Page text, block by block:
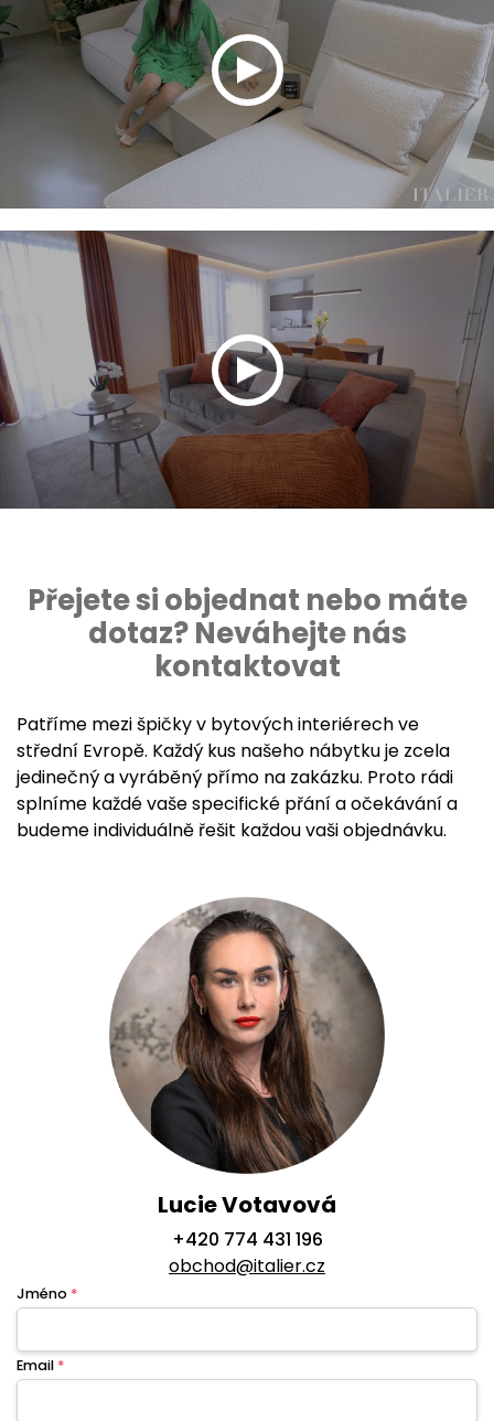
Přejete si objednat nebo máte
dotaz? Neváhejte nás
kontaktovat
Patříme mezi špičky v bytových interiérech ve
střední Evropě. Každý kus našeho nábytku je zcela
jedinečný a vyráběný přímo na zakázku. Proto rádi
splníme každé vaše specifické přání a očekávání a
budeme individuálně řešit každou vaši objednávku.
Lucie Votavová
+420 774 431 196
obchod@italier.cz
Jméno *
Email *